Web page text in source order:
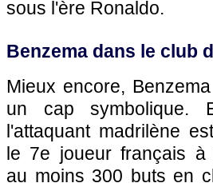
sous l'ère Ronaldo.
Benzema dans le club
Mieux encore,
un cap symbolique.
l'attaquant madrilène
le 7e joueur français à
au moins 300 buts en